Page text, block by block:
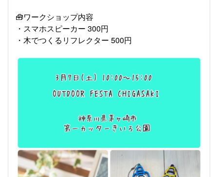
🧰ワークショップ内容
・スマホスピーカー 300円
・木でつくるリフレクター 500円